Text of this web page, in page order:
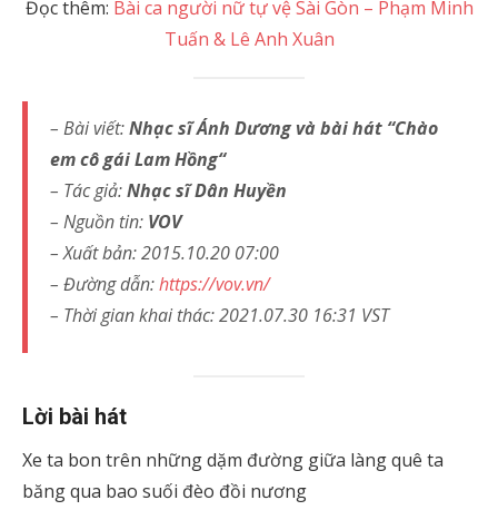
Đọc thêm: Bài ca người nữ tự vệ Sài Gòn – Phạm Minh
Tuấn & Lê Anh Xuân
– Bài viết:Nhạc sĩ Ánh Dương và bài hát “Chào
em cô gái Lam Hồng“
– Tác giả:Nhạc sĩ Dân Huyền
– Nguồn tin: VOV
– Xuất bản: 2015.10.20 07:00
– Đường dẫn:https://vov.vn/
– Thời gian khai thác: 2021.07.30 16:31 VST
Lời bài hát
Xe ta bon trên những dặm đường giữa làng quê ta
băng qua bao suối đèo đồi nương